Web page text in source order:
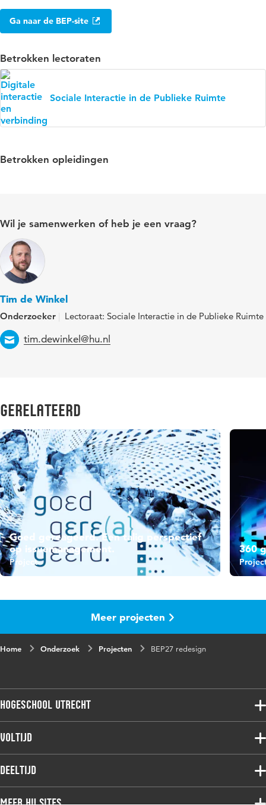
Ga naar de BEP-site
Betrokken lectoraten
Sociale Interactie in de Publieke Ruimte
Betrokken opleidingen
Wil je samenwerken of heb je een vraag?
Tim de Winkel
Onderzoeker Lectoraat: Sociale Interactie in de Publieke Ruimte
Email
tim.dewinkel@hu.nl
Gerelateerd
Goed gereageerd. Een talig perspectief
op issuemanagement.
Project
360
Meer projecten
Home Onderzoek Projecten BEP27 redesign
Hogeschool Utrecht
Voltijdopleidingen
Deeltijdopleidingen
Onderzoek
Voltijd
Associate degree
Bachelor
Deeltijd
Associate degree